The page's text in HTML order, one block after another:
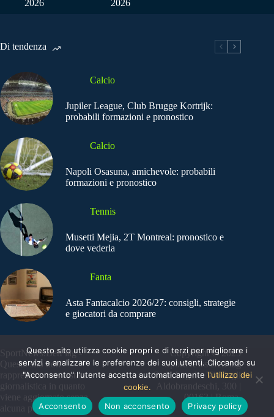
2026
2026
Di tendenza
Calcio
Jupiler League, Club Brugge Kortrijk:
probabili formazioni e pronostico
Calcio
Napoli Osasuna, amichevole: probabili
formazioni e pronostico
Tennis
Musetti Mejia, 2T Montreal: pronostico e
dove vederla
Fanta
Asta Fantacalcio 2026/27: consigli, strategie
e giocatori da comprare
SportNews.BetFlag -
Questo sito non
rappresenta una testata
giornalistica in quanto
viene aggiornato senza
alcuna periodicità
Copyright © 2025
SportNews BetFlag
Sede Legale: Via degli
Aldobrandeschi, 300 |
00163 | Roma
Questo sito utilizza cookie propri e di terzi per migliorare i
servizi e analizzare le preferenze dei suoi utenti. Cliccando su
"Acconsento" l'utente accetta automaticamente l'utilizzo dei
cookie.
Acconsento
Non acconsento Privacy policy